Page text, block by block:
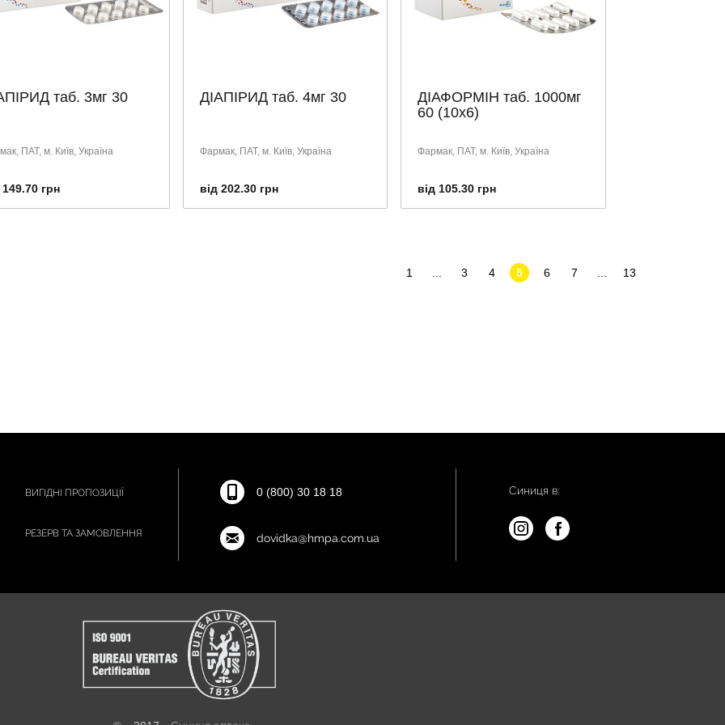
таб. 3мг 30
ПАТ, м. Київ, Україна
149.70 грн
ДІАПІРИД таб. 4мг 30
Фармак, ПАТ, м. Київ, Україна
від 202.30 грн
ДІАФОРМІН таб. 1000мг
60 (10х6)
Фармак, ПАТ, м. Київ, Україна
від 105.30 грн
1 3 4 5 6 7 13
ВИГІДНІ ПРОПОЗИЦІЇ
РЕЗЕРВ ТА ЗАМОВЛЕННЯ
0 (800) 30 18 18
dovidka@hmpa.com.ua
Синиця в: